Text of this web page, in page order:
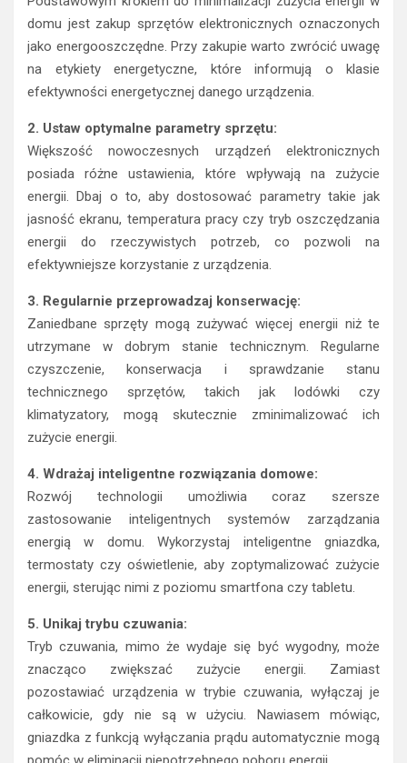
Podstawowym krokiem do minimalizacji zużycia energii w
domu jest zakup sprzętów elektronicznych oznaczonych
jako energooszczędne. Przy zakupie warto zwrócić uwagę
na etykiety energetyczne, które informują o klasie
efektywności energetycznej danego urządzenia.
2. Ustaw optymalne parametry sprzętu:
Większość nowoczesnych urządzeń elektronicznych
posiada różne ustawienia, które wpływają na zużycie
energii. Dbaj o to, aby dostosować parametry takie jak
jasność ekranu, temperatura pracy czy tryb oszczędzania
energii do rzeczywistych potrzeb, co pozwoli na
efektywniejsze korzystanie z urządzenia.
3. Regularnie przeprowadzaj konserwację:
Zaniedbane sprzęty mogą zużywać więcej energii niż te
utrzymane w dobrym stanie technicznym. Regularne
czyszczenie, konserwacja i sprawdzanie stanu
technicznego sprzętów, takich jak lodówki czy
klimatyzatory, mogą skutecznie zminimalizować ich
zużycie energii.
4. Wdrażaj inteligentne rozwiązania domowe:
Rozwój technologii umożliwia coraz szersze
zastosowanie inteligentnych systemów zarządzania
energią w domu. Wykorzystaj inteligentne gniazdka,
termostaty czy oświetlenie, aby zoptymalizować zużycie
energii, sterując nimi z poziomu smartfona czy tabletu.
5. Unikaj trybu czuwania:
Tryb czuwania, mimo że wydaje się być wygodny, może
znacząco zwiększać zużycie energii. Zamiast
pozostawiać urządzenia w trybie czuwania, wyłączaj je
całkowicie, gdy nie są w użyciu. Nawiasem mówiąc,
gniazdka z funkcją wyłączania prądu automatycznie mogą